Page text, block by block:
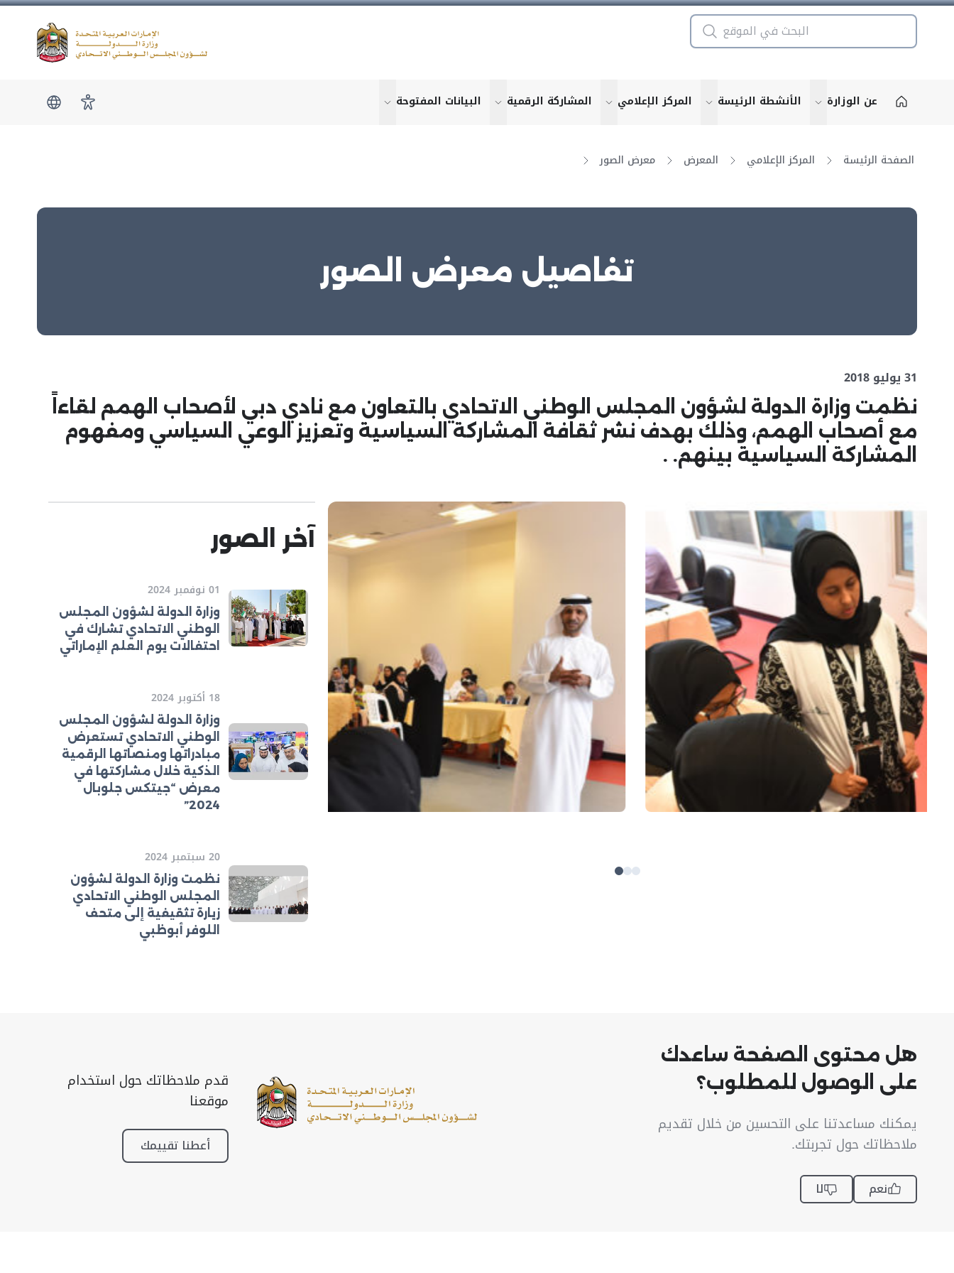
عن الوزارة show submenu for "More"
الأنشطة الرئيسة show submenu for "More"
المركز الإعلامي show submenu for "More"
المشاركة الرقمية show submenu for "More"
البيانات المفتوحة show submenu for "More" امكانية الوصول
الصفحة الرئيسة المركز الإعلامي المعرض معرض الصور
تفاصيل معرض الصور
31 يوليو 2018
نظمت وزارة الدولة لشؤون المجلس الوطني الاتحادي بالتعاون مع نادي دبي لأصحاب الهمم لقاءاً
مع أصحاب الهمم، وذلك بهدف نشر ثقافة المشاركة السياسية وتعزيز الوعي السياسي ومفهوم
المشاركة السياسية بينهم. .
آخر الصور
01 نوفمبر 2024
وزارة الدولة لشؤون المجلس
الوطني الاتحادي تشارك في
احتفالات يوم العلم الإماراتي
18 أكتوبر 2024
وزارة الدولة لشؤون المجلس
الوطني الاتحادي تستعرض
مبادراتها ومنصاتها الرقمية
الذكية خلال مشاركتها في
معرض “جيتكس جلوبال
2024”
20 سبتمبر 2024
نظمت وزارة الدولة لشؤون
المجلس الوطني الاتحادي
زيارة تثقيفية إلى متحف
اللوفر أبوظبي
هل محتوى الصفحة ساعدك
على الوصول للمطلوب؟
يمكنك مساعدتنا على التحسين من خلال تقديم
ملاحظاتك حول تجربتك.
نعم لا
قدم ملاحظاتك حول استخدام
موقعنا
أعطنا تقييمك